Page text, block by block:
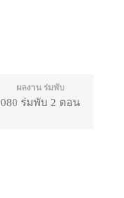
ผลงาน ร่มพับ
080 ร่มพับ 2 ตอน